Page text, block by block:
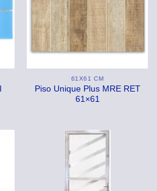
61X61 CM
Piso Unique Plus MRE RET
61×61